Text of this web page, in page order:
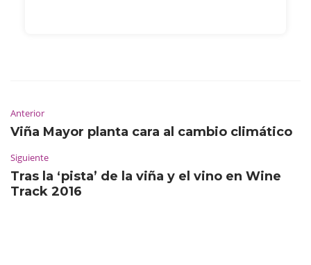
Anterior
Viña Mayor planta cara al cambio climático
Siguiente
Tras la ‘pista’ de la viña y el vino en Wine
Track 2016